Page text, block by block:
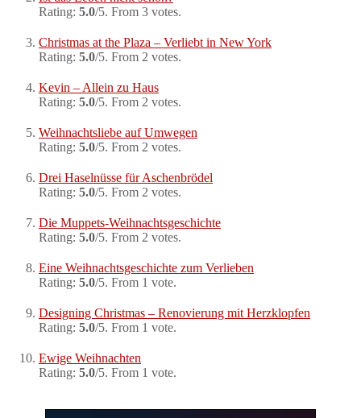
Rating: 5.0/5. From 3 votes.
Christmas at the Plaza – Verliebt in New York
Rating: 5.0/5. From 2 votes.
Kevin – Allein zu Haus
Rating: 5.0/5. From 2 votes.
Weihnachtsliebe auf Umwegen
Rating: 5.0/5. From 2 votes.
Drei Haselnüsse für Aschenbrödel
Rating: 5.0/5. From 2 votes.
Die Muppets-Weihnachtsgeschichte
Rating: 5.0/5. From 2 votes.
Eine Weihnachtsgeschichte zum Verlieben
Rating: 5.0/5. From 1 vote.
Designing Christmas – Renovierung mit Herzklopfen
Rating: 5.0/5. From 1 vote.
Ewige Weihnachten
Rating: 5.0/5. From 1 vote.